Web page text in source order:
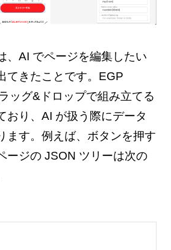
、AI でページを編集したい
てきたことです。EGP
ッグ&ドロップで組み立てる
おり、AI が扱う際にデータ
ます。例えば、ボタンを押す
ージの JSON ツリーは次の